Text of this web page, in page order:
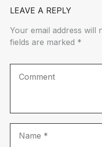
LEAVE A REPLY
Your email address will
fields are marked *